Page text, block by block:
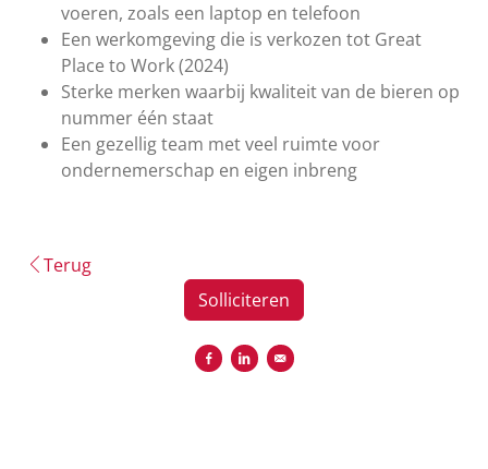
voeren, zoals een laptop en telefoon
Een werkomgeving die is verkozen tot Great
Place to Work (2024)
Sterke merken waarbij kwaliteit van de bieren op
nummer één staat
Een gezellig team met veel ruimte voor
ondernemerschap en eigen inbreng
Terug
Solliciteren
Delen op Facebook
Delen op LinkedIn
Versturen per e-mail